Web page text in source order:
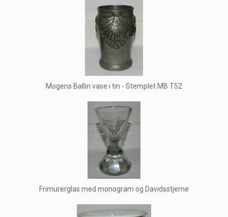
Mogens Ballin vase i tin - Stemplet MB T52
Frimurerglas med monogram og Davidsstjerne